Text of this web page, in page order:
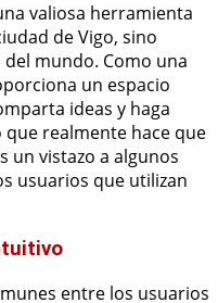
valiosa herramienta
de Vigo, sino
mundo. Como una
un espacio
ideas y haga
que realmente hace que
un vistazo a algunos
usuarios que utilizan
entre los usuarios